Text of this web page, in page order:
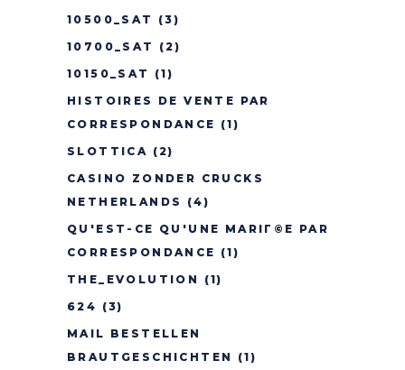
10500_SAT
(3)
10700_SAT
(2)
10150_SAT
(1)
HISTOIRES DE VENTE PAR
CORRESPONDANCE (1)
SLOTTICA (2)
CASINO ZONDER CRUCKS
NETHERLANDS
(4)
QU'EST-CE QU'UNE MARIГ©E PAR
CORRESPONDANCE (1)
THE_EVOLUTION
(1)
624 (3)
MAIL BESTELLEN
BRAUTGESCHICHTEN
(1)